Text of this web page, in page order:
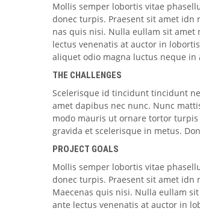
Mollis semper lobortis vitae
donec turpis. Praesent sit amet idn
nas quis nisi. Nulla eullam sit amet
lectus venenatis at auctor in
aliquet odio magna luctus neque in
THE CHALLENGES
Scelerisque id tincidunt tincidunt
amet dapibus nec nunc. Nunc
modo mauris ut ornare tortor
gravida et scelerisque in metus.
PROJECT GOALS
Mollis semper lobortis vitae
donec turpis. Praesent sit amet idn
Maecenas quis nisi. Nulla eullam
ante lectus venenatis at auctor in